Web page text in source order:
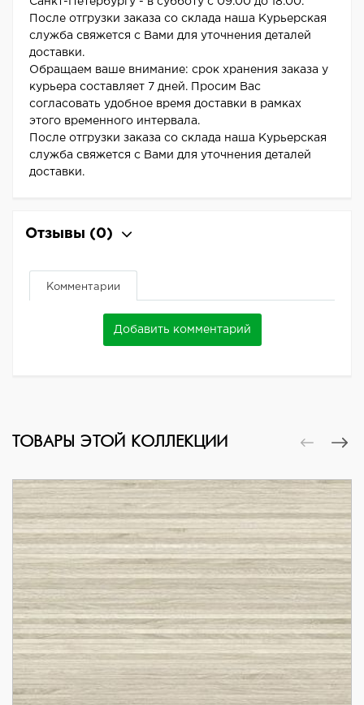
После отгрузки заказа со склада наша Курьерская
служба свяжется с Вами для уточнения деталей
доставки.
Обращаем ваше внимание: срок хранения заказа у
курьера составляет 7 дней. Просим Вас
согласовать удобное время доставки в рамках
этого временного интервала.
После отгрузки заказа со склада наша Курьерская
служба свяжется с Вами для уточнения деталей
доставки.
Отзывы (0)
Комментарии
Добавить комментарий
ТОВАРЫ ЭТОЙ КОЛЛЕКЦИИ